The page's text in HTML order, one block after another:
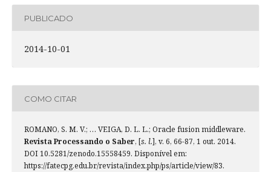
PUBLICADO
2014-10-01
COMO CITAR
ROMANO, S. M. V.; … VEIGA, D. L. L.; Oracle fusion middleware.
Revista Processando o Saber, [s. l.], v. 6, 66-87, 1 out. 2014.
DOI 10.5281/zenodo.15558459. Disponível em:
https://fatecpg.edu.br/revista/index.php/ps/article/view/83.